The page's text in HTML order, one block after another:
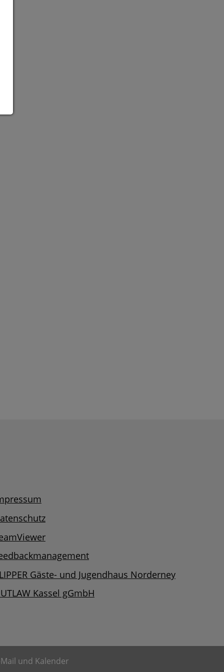
Gäste- und Jugendhaus Norderney
Kassel gGmbH
und Kalender